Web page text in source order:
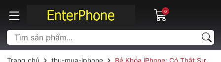
0
Trang chủ thu-mua-iphone
Bẻ Khóa iPhone: Có Thật Sự